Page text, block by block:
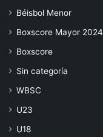
Béisbol Menor
Boxscore Mayor 2024
Boxscore
Sin categoría
WBSC
U23
U18